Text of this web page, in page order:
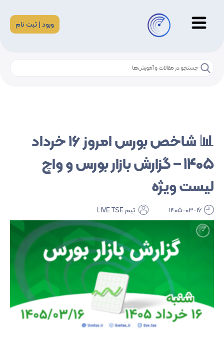
ورود | ثبت نام
📊 شاخص بورس امروز ۱۶ خرداد
۱۴۰۵ – گزارش بازار بورس و واچ
لیست ویژه
1405-03-16 تیم LIVE TSE